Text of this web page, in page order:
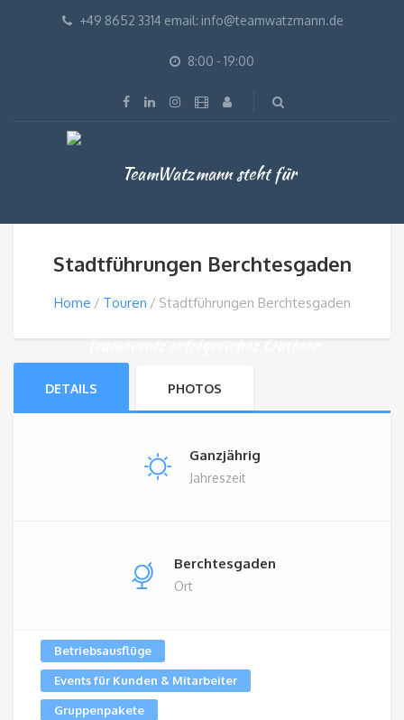
+49 8652 3314 email: info@teamwatzmann.de
8:00 - 19:00
Stadtführungen Berchtesgaden
Home Touren Stadtführungen Berchtesgaden
DETAILS PHOTOS
Ganzjährig
Jahreszeit
Berchtesgaden
Ort
Betriebsausflüge
Events für Kunden & Mitarbeiter
Gruppenpakete